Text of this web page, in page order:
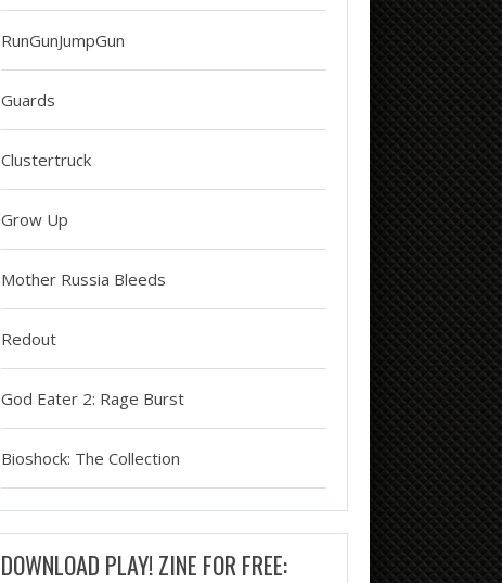
RunGunJumpGun
Guards
Clustertruck
Grow Up
Mother Russia Bleeds
Redout
God Eater 2: Rage Burst
Bioshock: The Collection
DOWNLOAD PLAY! ZINE FOR FREE: